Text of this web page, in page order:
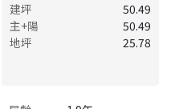
建坪
50.49
主+陽
50.49
地坪
25.78